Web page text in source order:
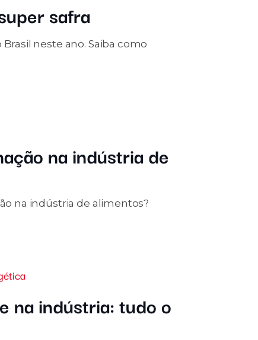
safra
neste ano. Saiba como
na indústria de
na indústria de alimentos?
na indústria: tudo o